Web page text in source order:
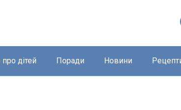
про дітей Поради Новини